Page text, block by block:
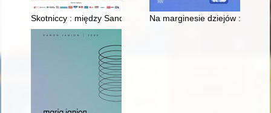
Skotniccy : między Sandomierzem, Florencją a Krakowem
Na marginesie dziejów : studia